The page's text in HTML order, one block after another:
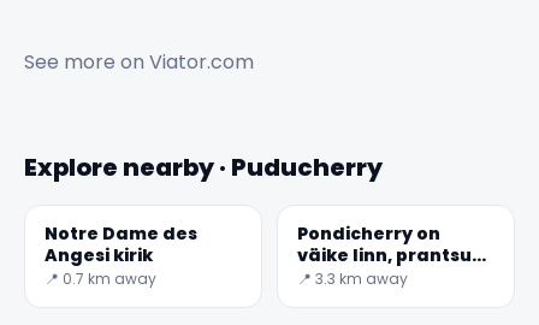
See more on Viator.com
Explore nearby · Puducherry
Notre Dame des
Angesi kirik
📍 0.7 km away
Pondicherry on
väike linn, prantsuse
koloonia pärand
📍 3.3 km away